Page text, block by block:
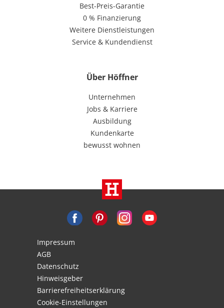
Best-Preis-Garantie
0 % Finanzierung
Weitere Dienstleistungen
Service & Kundendienst
Über Höffner
Unternehmen
Jobs & Karriere
Ausbildung
Kundenkarte
bewusst wohnen
Impressum
AGB
Datenschutz
Hinweisgeber
Barrierefreiheitserklärung
Cookie-Einstellungen